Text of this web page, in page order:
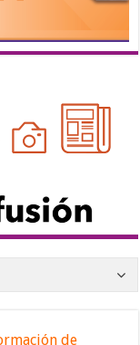
de